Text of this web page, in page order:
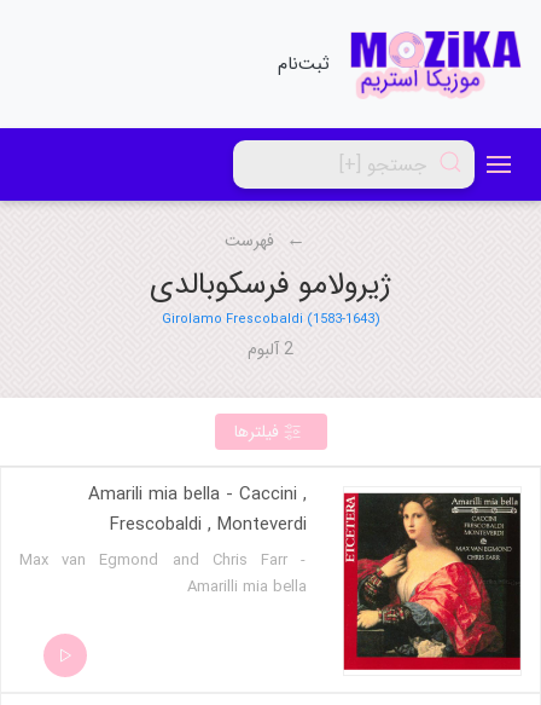
ثبت‌نام
فهرست
ژیرولامو فرسکوبالدی
Girolamo Frescobaldi (1583-1643)
فیلترها
Amarili mia bella - Caccini ,
Frescobaldi , Monteverdi
Max van Egmond and Chris Farr -
Amarilli mia bella